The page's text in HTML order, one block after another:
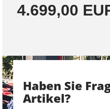
4.699,00
Haben Sie
Artikel?